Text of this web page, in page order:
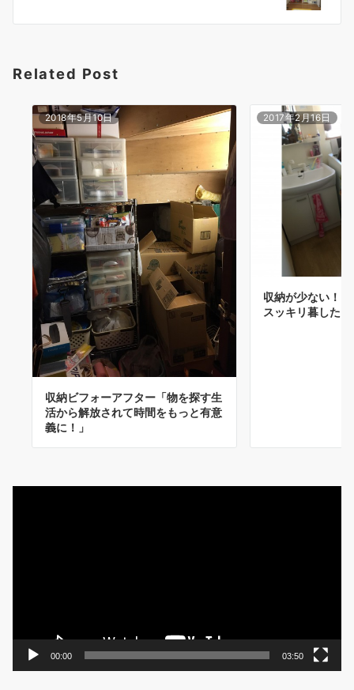
シ
ン
Related Post
2018年5月10日
収納ビフォーアフター「物を探す生
活から解放されて時間をもっと有意
義に！」
2017年2月16日
収納が少ない！
スッキリ暮した
00:00 03:50